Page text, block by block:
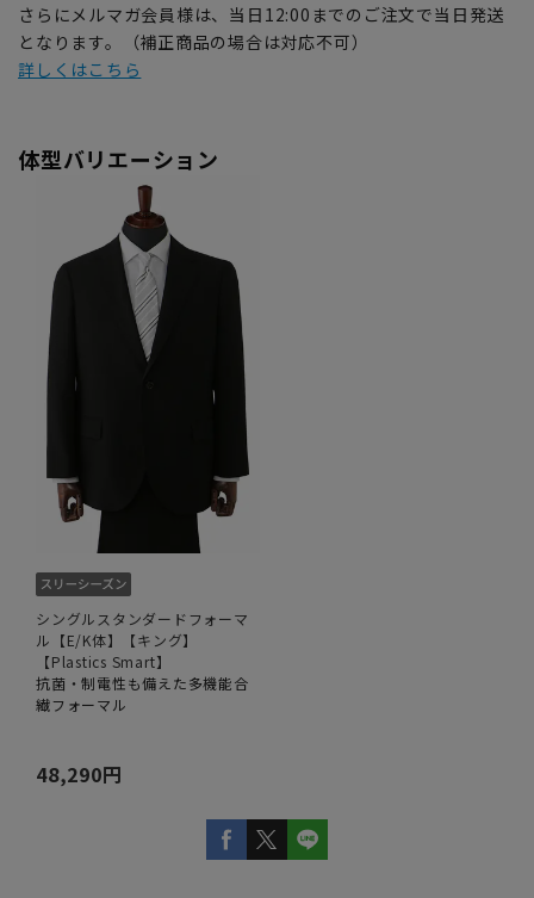
さらにメルマガ会員様は、当日12:00までのご注文で当日発送
となります。（補正商品の場合は対応不可）
詳しくはこちら
体型バリエーション
シングルスタンダードフォーマ
ル【E/K体】【キング】
【Plastics Smart】
抗菌・制電性も備えた多機能合
繊フォーマル
48,290円